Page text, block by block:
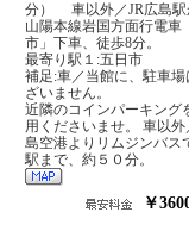
分） 車以外／JR広島駅
山陽本線岩国方面行電車
市」下車、徒歩8分。
最寄り駅１:五日市
補足:車／当館に、駐車場
ざいません。
近隣のコインパーキング
用くださいませ。 車以外
島空港よりリムジンバス
駅まで、約５０分。
￥